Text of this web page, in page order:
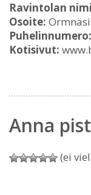
Ravintolan
Osoite:
Puhelinnumero:
Kotisivut:
Anna
(ei